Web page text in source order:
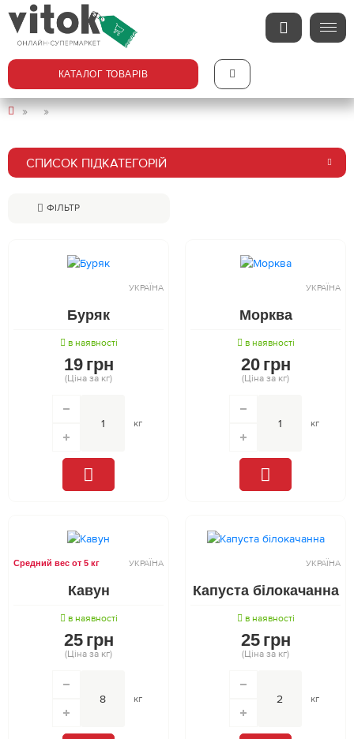
КАТАЛОГ ТОВАРІВ
СПИСОК ПІДКАТЕГОРІЙ
ФІЛЬТР
УКРАЇНА
Буряк
в наявності
19 грн
(Ціна за кг)
кг
УКРАЇНА
Морква
в наявності
20 грн
(Ціна за кг)
кг
Средний вес от 5 кг УКРАЇНА
Кавун
в наявності
25 грн
(Ціна за кг)
кг
УКРАЇНА
Капуста білокачанна
в наявності
25 грн
(Ціна за кг)
кг